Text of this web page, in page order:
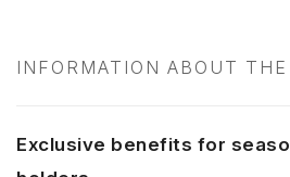
INFORMATION ABOUT
Exclusive benefits for